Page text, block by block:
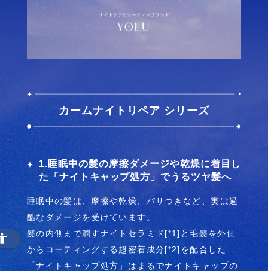
カームナイトリペア シリーズ
1.睡眠中の髪の摩擦ダメージや乾燥に着目し
た「ナイトキャップ処方」でうるツヤ髪へ
睡眠中の髪は、摩擦や乾燥、パサつきなど、実は過
酷なダメージを受けています。
髪の内側まで潤すナイトセラミド[*1]と毛髪を外側
からコーティングする超密着成分[*2]を配合した
「ナイトキャップ処方」はまるでナイトキャップの